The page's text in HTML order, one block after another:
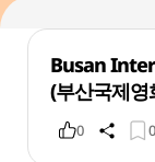
Busan
(부산국제영
0 0